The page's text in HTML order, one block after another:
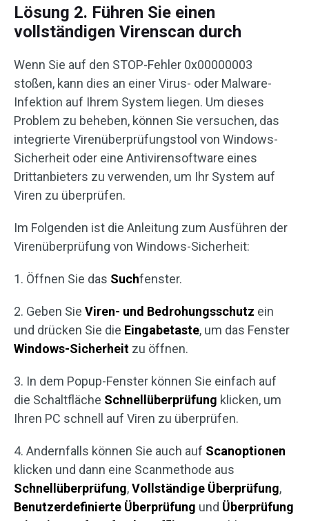
Lösung 2. Führen Sie einen
vollständigen Virenscan durch
Wenn Sie auf den STOP-Fehler 0x00000003
stoßen, kann dies an einer Virus- oder Malware-
Infektion auf Ihrem System liegen. Um dieses
Problem zu beheben, können Sie versuchen, das
integrierte Virenüberprüfungstool von Windows-
Sicherheit oder eine Antivirensoftware eines
Drittanbieters zu verwenden, um Ihr System auf
Viren zu überprüfen.
Im Folgenden ist die Anleitung zum Ausführen der
Virenüberprüfung von Windows-Sicherheit:
1. Öffnen Sie das Suchfenster.
2. Geben Sie Viren- und Bedrohungsschutz ein
und drücken Sie die Eingabetaste, um das Fenster
Windows-Sicherheit zu öffnen.
3. In dem Popup-Fenster können Sie einfach auf
die Schaltfläche Schnellüberprüfung klicken, um
Ihren PC schnell auf Viren zu überprüfen.
4. Andernfalls können Sie auch auf Scanoptionen
klicken und dann eine Scanmethode aus
Schnellüberprüfung,Vollständige Überprüfung,
Benutzerdefinierte Überprüfung und Überprüfung